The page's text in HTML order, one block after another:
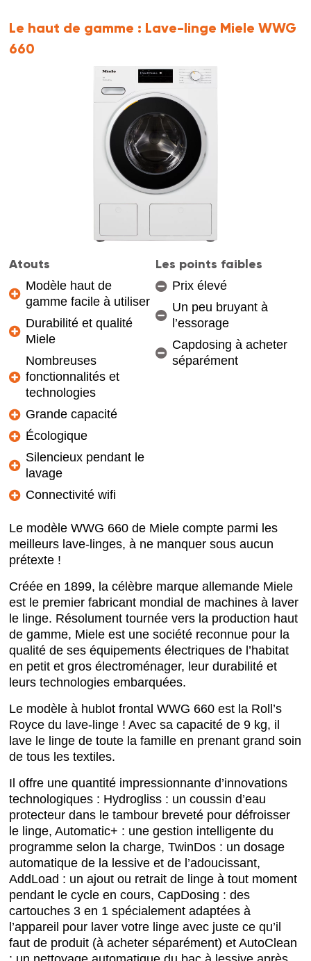
Le haut de gamme : Lave-linge Miele WWG
660
Atouts
Modèle haut de
gamme facile à utiliser
Durabilité et qualité
Miele
Nombreuses
fonctionnalités et
technologies
Grande capacité
Écologique
Silencieux pendant le
lavage
Connectivité wifi
Les points faibles
Prix élevé
Un peu bruyant à
l’essorage
Capdosing à acheter
séparément
Le modèle WWG 660 de Miele compte parmi les
meilleurs lave-linges, à ne manquer sous aucun
prétexte !
Créée en 1899, la célèbre marque allemande Miele
est le premier fabricant mondial de machines à laver
le linge. Résolument tournée vers la production haut
de gamme, Miele est une société reconnue pour la
qualité de ses équipements électriques de l’habitat
en petit et gros électroménager, leur durabilité et
leurs technologies embarquées.
Le modèle à hublot frontal WWG 660 est la Roll’s
Royce du lave-linge ! Avec sa capacité de 9 kg, il
lave le linge de toute la famille en prenant grand soin
de tous les textiles.
Il offre une quantité impressionnante d’innovations
technologiques : Hydrogliss : un coussin d’eau
protecteur dans le tambour breveté pour défroisser
le linge, Automatic+ : une gestion intelligente du
programme selon la charge, TwinDos : un dosage
automatique de la lessive et de l’adoucissant,
AddLoad : un ajout ou retrait de linge à tout moment
pendant le cycle en cours, CapDosing : des
cartouches 3 en 1 spécialement adaptées à
l’appareil pour laver votre linge avec juste ce qu’il
faut de produit (à acheter séparément) et AutoClean